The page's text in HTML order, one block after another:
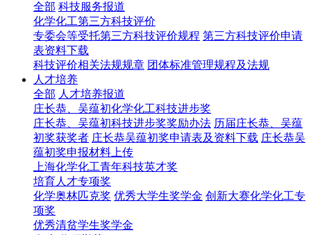
全部 科技服务报道
化学化工第三方科技评价
专委会等受托第三方科技评价规程 第三方科技评价申请
表资料下载
科技评价相关法规规章 团体标准管理规程及法规
人才培养
全部 人才培养报道
庄长恭、吴蕴初化学化工科技进步奖
庄长恭、吴蕴初科技进步奖奖励办法 历届庄长恭、吴蕴
初奖获奖者 庄长恭吴蕴初奖申请表及资料下载 庄长恭吴
蕴初奖申报材料上传
上海化学化工青年科技英才奖
培育人才专项奖
化学奥林匹克奖 优秀大学生奖学金 创新大赛化学化工专
项奖
优秀清贫学生奖学金